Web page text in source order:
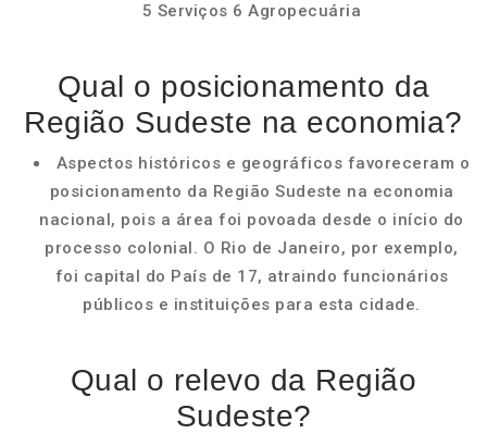
5 Serviços 6 Agropecuária
Qual o posicionamento da
Região Sudeste na economia?
Aspectos históricos e geográficos favoreceram o
posicionamento da Região Sudeste na economia
nacional, pois a área foi povoada desde o início do
processo colonial. O Rio de Janeiro, por exemplo,
foi capital do País de 17, atraindo funcionários
públicos e instituições para esta cidade.
Qual o relevo da Região
Sudeste?